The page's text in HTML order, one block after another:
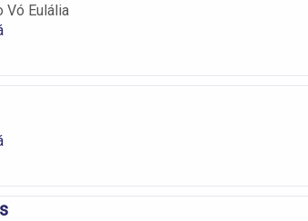
Vó Eulália